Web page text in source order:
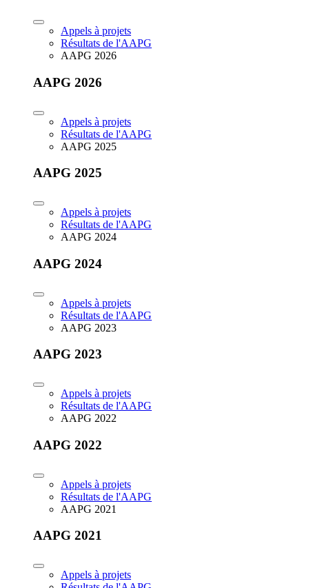
Appels à projets
Résultats de l'AAPG
AAPG 2026
AAPG 2026
Appels à projets
Résultats de l'AAPG
AAPG 2025
AAPG 2025
Appels à projets
Résultats de l'AAPG
AAPG 2024
AAPG 2024
Appels à projets
Résultats de l'AAPG
AAPG 2023
AAPG 2023
Appels à projets
Résultats de l'AAPG
AAPG 2022
AAPG 2022
Appels à projets
Résultats de l'AAPG
AAPG 2021
AAPG 2021
Appels à projets